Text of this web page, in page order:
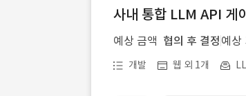
사내 통합 LLM API 게
예상 금액 협의 후 결정 예상
개발 웹 외 1개